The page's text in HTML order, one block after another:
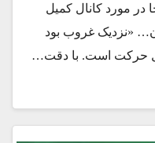
در مورد کانال کمیل
«نزدیک غروب بود
حرکت است. با دقت…